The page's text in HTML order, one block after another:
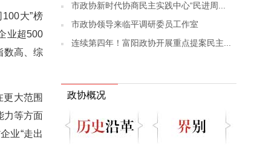
大”榜
业超500
数高、综
大范围
力等方面
业“走出
市政协新时代协商民主实践中心“民进周...
市政协领导来临平调研委员工作室
连续第四年！富阳政协开展重点提案民主...
政协概况